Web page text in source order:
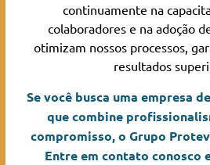
continuamente na
colaboradores e na adoção
otimizam nossos processos,
resultados
Se você busca uma empresa
que combine
compromisso, o Grupo
Entre em contato conosco